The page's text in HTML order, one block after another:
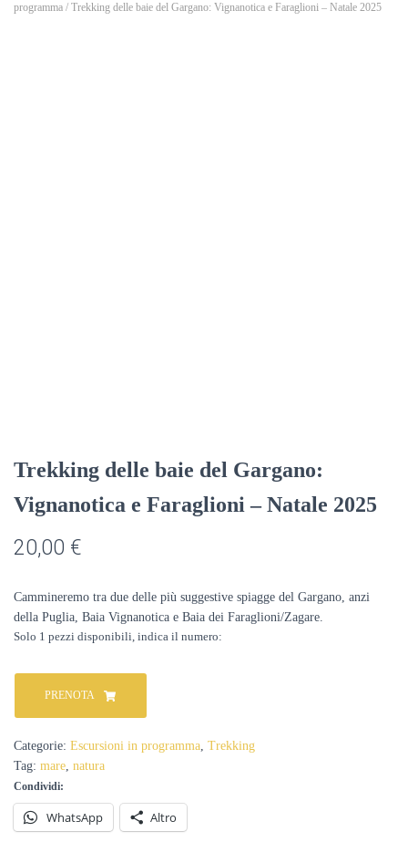
programma / Trekking delle baie del Gargano: Vignanotica e Faraglioni – Natale 2025
Trekking delle baie del Gargano:
Vignanotica e Faraglioni – Natale 2025
20,00 €
Cammineremo tra due delle più suggestive spiagge del Gargano, anzi
della Puglia, Baia Vignanotica e Baia dei Faraglioni/Zagare.
Solo 1 pezzi disponibili
Trekking
Gargano:
Vignanotica
Faraglioni
Natale
PRENOTA
Categorie: Escursioni in programma, Trekking
Tag: mare, natura
Condividi:
WhatsApp Altro